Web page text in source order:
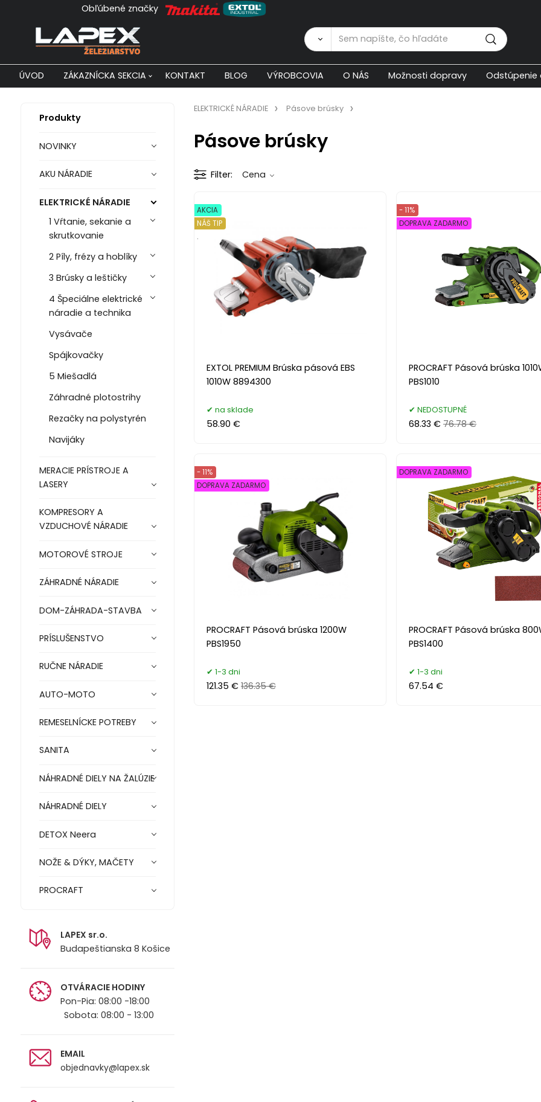
Obľúbené značky
ÚVOD ZÁKAZNÍCKA SEKCIA KONTAKT BLOG VÝROBCOVIA O NÁS Možnosti dopravy Odstúpenie
Produkty
NOVINKY
AKU NÁRADIE
ELEKTRICKÉ NÁRADIE
1 Vŕtanie, sekanie a
skrutkovanie
2 Píly, frézy a hoblíky
3 Brúsky a leštičky
4 Špeciálne elektrické
náradie a technika
Vysávače
Spájkovačky
5 Miešadlá
Záhradné plotostrihy
Rezačky na polystyrén
Navijáky
MERACIE PRÍSTROJE A
LASERY
KOMPRESORY A
VZDUCHOVÉ NÁRADIE
MOTOROVÉ STROJE
ZÁHRADNÉ NÁRADIE
DOM-ZÁHRADA-STAVBA
PRÍSLUŠENSTVO
RUČNE NÁRADIE
AUTO-MOTO
REMESELNÍCKE POTREBY
SANITA
NÁHRADNÉ DIELY NA ŽALÚZIE
NÁHRADNÉ DIELY
DETOX Neera
NOŽE & DÝKY, MAČETY
PROCRAFT
LAPEX sr.o.
Budapeštianska 8 Košice
OTVÁRACIE HODINY
Pon-Pia: 08:00 -18:00
Sobota: 08:00 - 13:00
EMAIL
objednavky@lapex.sk
ELEKTRICKÉ NÁRADIE Pásove brúsky
Pásove brúsky
Filter Cena
EXTOL PREMIUM Brúska pásová EBS
1010W 8894300
AKCIA
NÁŠ TIP
.
na sklade
58.90 €
PROCRAFT Pásová brúska
PBS1010
- 11%
DOPRAVA ZADARMO
NEDOSTUPNÉ
68.33 € 76.78 €
PROCRAFT Pásová brúska 1200W
PBS1950
- 11%
DOPRAVA ZADARMO
1-3 dni
121.35 € 136.35 €
PROCRAFT Pásová brúska
PBS1400
DOPRAVA ZADARMO
1-3 dni
67.54 €